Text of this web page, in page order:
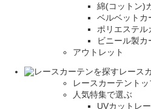
綿(コットン)
ベルベットカ
ポリエステル
ビニール製カ
アウトレット
レース
レースカーテント
人気特集で選ぶ
UVカットレ